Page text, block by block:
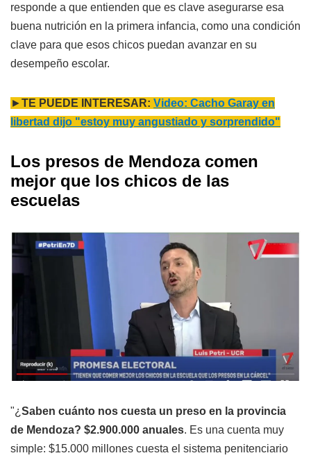
responde a que entienden que es clave asegurarse esa
buena nutrición en la primera infancia, como una condición
clave para que esos chicos puedan avanzar en su
desempeño escolar.
►TE PUEDE INTERESAR: Video: Cacho Garay en
libertad dijo "estoy muy angustiado y sorprendido"
Los presos de Mendoza comen
mejor que los chicos de las
escuelas
"¿ Saben cuánto nos cuesta un preso en la provincia
de Mendoza? $2.900.000 anuales. Es una cuenta muy
simple: $15.000 millones cuesta el sistema penitenciario